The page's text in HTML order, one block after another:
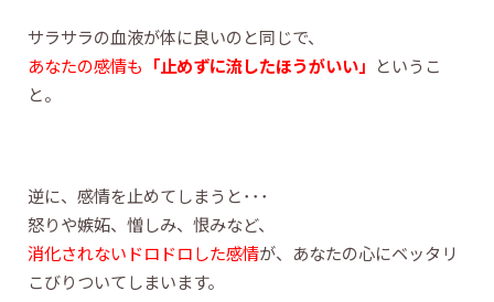
サラサラの血液が体に良いのと同じで、
あなたの感情も 「止めずに流したほうがいい」 というこ
と。
逆に、感情を止めてしまうと･･･
怒りや嫉妬、憎しみ、恨みなど、
消化されないドロドロした感情が、あなたの心にベッタリ
こびりついてしまいます。